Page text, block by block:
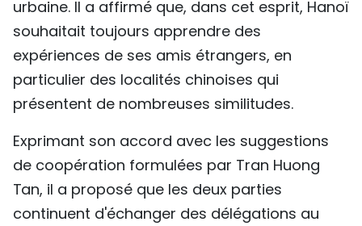
urbaine. Il a affirmé que, dans cet esprit, Hanoï
souhaitait toujours apprendre des
expériences de ses amis étrangers, en
particulier des localités chinoises qui
présentent de nombreuses similitudes.
Exprimant son accord avec les suggestions
de coopération formulées par Tran Huong
Tan, il a proposé que les deux parties
continuent d'échanger des délégations au